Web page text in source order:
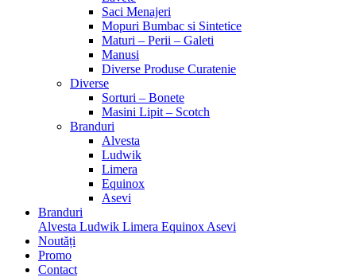
Saci Menajeri
Mopuri Bumbac si Sintetice
Maturi – Perii – Galeti
Manusi
Diverse Produse Curatenie
Diverse
Sorturi – Bonete
Masini Lipit – Scotch
Branduri
Alvesta
Ludwik
Limera
Equinox
Asevi
Branduri
Alvesta Ludwik Limera Equinox Asevi
Noutăți
Promo
Contact